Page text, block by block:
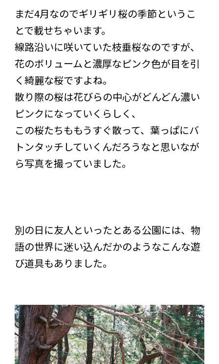
まだ4月なのでギリギリ桜の季節というこ
とで載せちゃいます。
線路沿いに咲いていた枝垂桜なのですが、
花のボリュームと濃厚なピンク色が目を引
く綺麗な桜ですよね。
散り際の桜は花びらの中心がどんどん濃い
ピンクになっていくらしく、
この桜たちももうすぐ散って、葉っぱにバ
トンタッチしていくんだろうなと思いなが
ら写真を撮っていました。
別の日に友人といったとある公園には、物
語の世界に迷い込んだかのようなこんな遊
び道具もありました。